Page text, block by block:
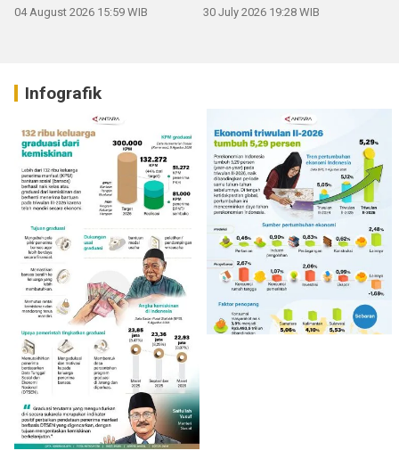
04 August 2026 15:59 WIB 30 July 2026 19:28 WIB
Infografik